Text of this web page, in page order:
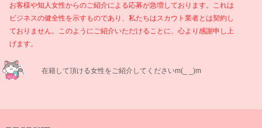
お客様や知人女性からのご紹介による応募が急増しております。これは
ビジネスの健全性を示すものであり、私たちはスカウト業者とは契約し
ておりません。このようにご紹介いただけることに、心より感謝申し上
げます。
在籍して頂ける女性をご紹介してくださいm(_ _)m